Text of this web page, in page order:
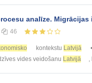
analīze.
46
kontekstu Latvijā
vides veidošanu Latvijā ,